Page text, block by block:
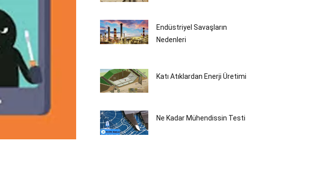
Endüstriyel Savaşların
Nedenleri
Katı Atıklardan Enerji Üretimi
Ne Kadar Mühendissin Testi